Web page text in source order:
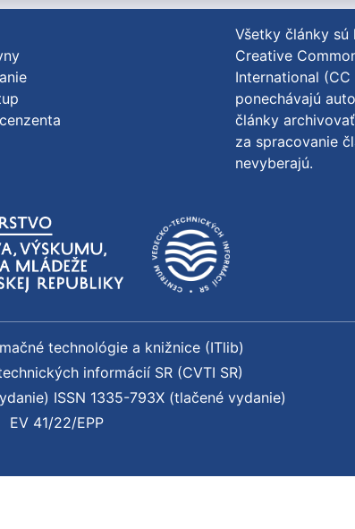
Všetky články sú
Creative
International (CC
ponechávajú
články
za spracovanie
nevyberajú.
technológie a knižnice (ITlib)
informácií SR (CVTI SR)
ISSN 1335-793X (tlačené vydanie)
EV 41/22/EPP